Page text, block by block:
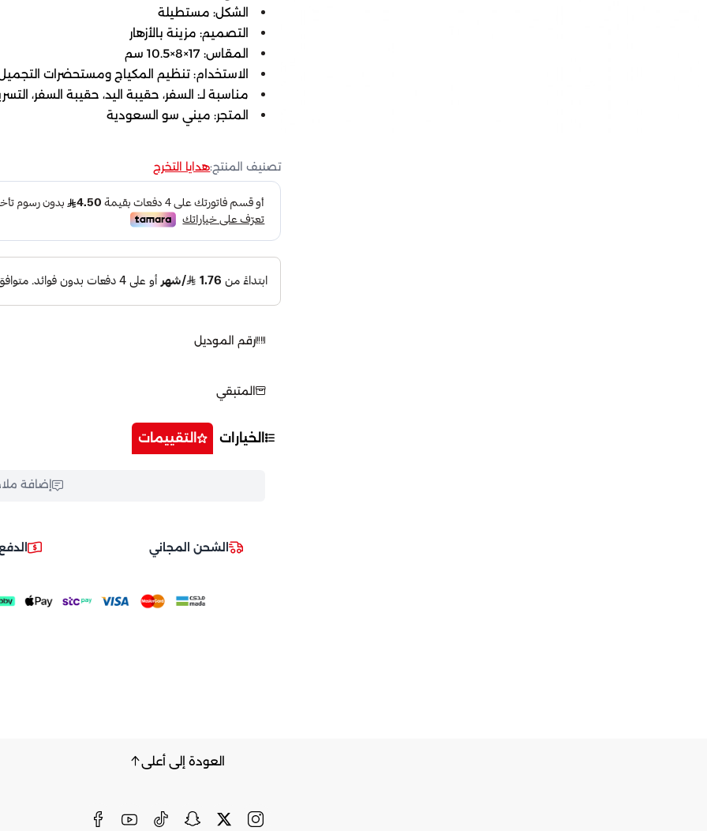
الشكل: مستطيلة
التصميم: مزينة بالأزهار
المقاس: 17×8×10.5 سم
الاستخدام: تنظيم المكياج ومستحضرات
مناسبة لـ: السفر، حقيبة اليد، حقيبة السفر،
المتجر: ميني سو السعودية
تصنيف المنتج:هدايا التخرج
رقم الموديل
المتبقي
الخيارات التقييمات
إضافة
الشحن المجاني الدفع
العودة إلى أعلى